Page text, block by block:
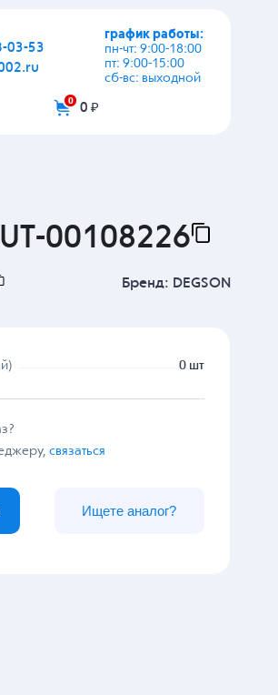
03-53
график работы:
пн-чт: 9:00-18:00
пт: 9:00-15:00
сб-вс: выходной
0 0 ₽
00108226
Бренд: DEGSON
0 шт
связаться
Ищете аналог?